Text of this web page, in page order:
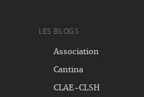
LES BLOGS
Association
Cantina
CLAE-CLSH